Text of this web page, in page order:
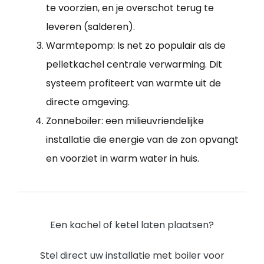
te voorzien, en je overschot terug te
leveren (salderen).
Warmtepomp: Is net zo populair als de
pelletkachel centrale verwarming. Dit
systeem profiteert van warmte uit de
directe omgeving.
Zonneboiler: een milieuvriendelijke
installatie die energie van de zon opvangt
en voorziet in warm water in huis.
Een kachel of ketel laten plaatsen?
Stel direct uw installatie met boiler voor